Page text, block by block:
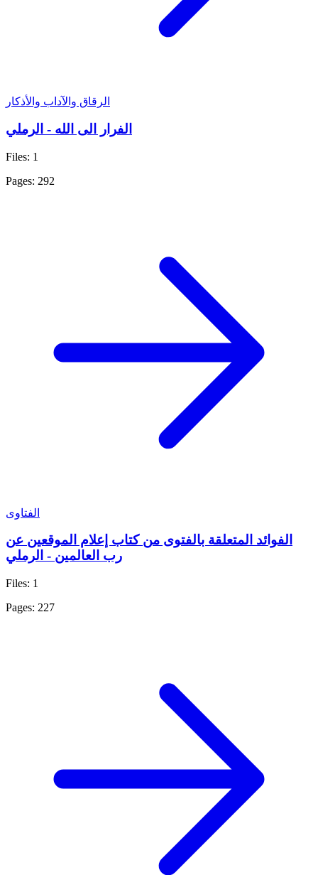
الرقاق والآداب والأذكار
الفرار الى الله - الرملي
Files: 1
Pages: 292
الفتاوى
الفوائد المتعلقة بالفتوى من كتاب إعلام الموقعين عن
رب العالمين - الرملي
Files: 1
Pages: 227